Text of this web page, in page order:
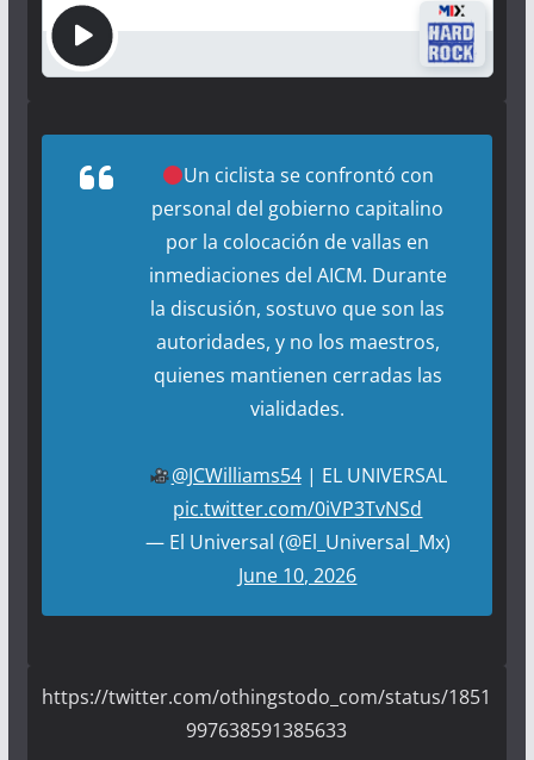
Un ciclista se confrontó con
personal del gobierno capitalino
por la colocación de vallas en
inmediaciones del AICM. Durante
la discusión, sostuvo que son las
autoridades, y no los maestros,
quienes mantienen cerradas las
vialidades.
@JCWilliams54| EL UNIVERSAL
pic.twitter.com/0iVP3TvNSd
— El Universal (@El_Universal_Mx)
June 10, 2026
https://twitter.com/othingstodo_com/status/1851
997638591385633